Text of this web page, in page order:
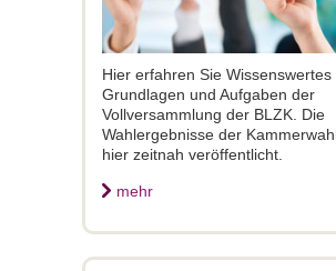
Hier erfahren Sie
Grundlagen und Aufgaben der
Vollversammlung der BLZK. Die
Wahlergebnisse der
hier zeitnah veröffentlicht.
mehr